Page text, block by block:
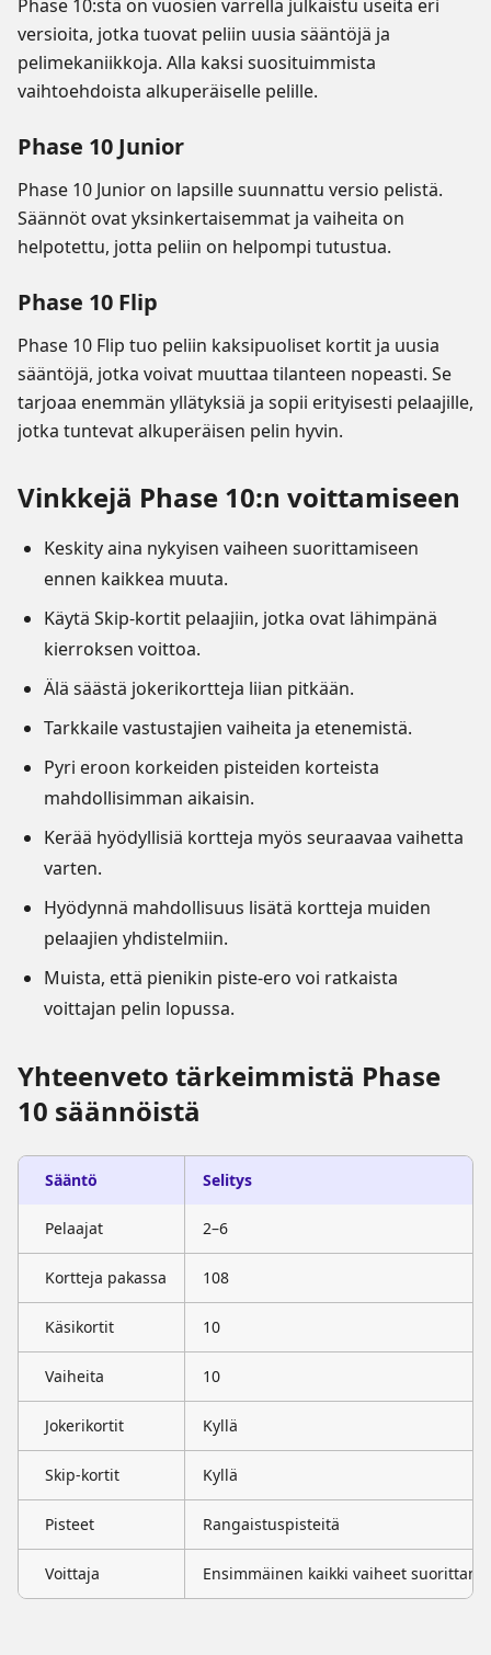
Phase 10:stä on vuosien varrella julkaistu useita eri
versioita, jotka tuovat peliin uusia sääntöjä ja
pelimekaniikkoja. Alla kaksi suosituimmista
vaihtoehdoista alkuperäiselle pelille.
Phase 10 Junior
Phase 10 Junior on lapsille suunnattu versio pelistä.
Säännöt ovat yksinkertaisemmat ja vaiheita on
helpotettu, jotta peliin on helpompi tutustua.
Phase 10 Flip
Phase 10 Flip tuo peliin kaksipuoliset kortit ja uusia
sääntöjä, jotka voivat muuttaa tilanteen nopeasti. Se
tarjoaa enemmän yllätyksiä ja sopii erityisesti pelaajille,
jotka tuntevat alkuperäisen pelin hyvin.
Vinkkejä Phase 10:n voittamiseen
Keskity aina nykyisen vaiheen suorittamiseen
ennen kaikkea muuta.
Käytä Skip-kortit pelaajiin, jotka ovat lähimpänä
kierroksen voittoa.
Älä säästä jokerikortteja liian pitkään.
Tarkkaile vastustajien vaiheita ja etenemistä.
Pyri eroon korkeiden pisteiden korteista
mahdollisimman aikaisin.
Kerää hyödyllisiä kortteja myös seuraavaa vaihetta
varten.
Hyödynnä mahdollisuus lisätä kortteja muiden
pelaajien yhdistelmiin.
Muista, että pienikin piste-ero voi ratkaista
voittajan pelin lopussa.
Yhteenveto tärkeimmistä Phase
10 säännöistä
Sääntö Selitys
Pelaajat 2–6
Kortteja pakassa 108
Käsikortit 10
Vaiheita 10
Jokerikortit Kyllä
Skip-kortit Kyllä
Pisteet Rangaistuspisteitä
Voittaja Ensimmäinen kaikki vaiheet